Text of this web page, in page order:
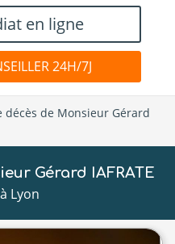
en ligne
24H/7J
décès de Monsieur Gérard
Gérard IAFRATE
Lyon